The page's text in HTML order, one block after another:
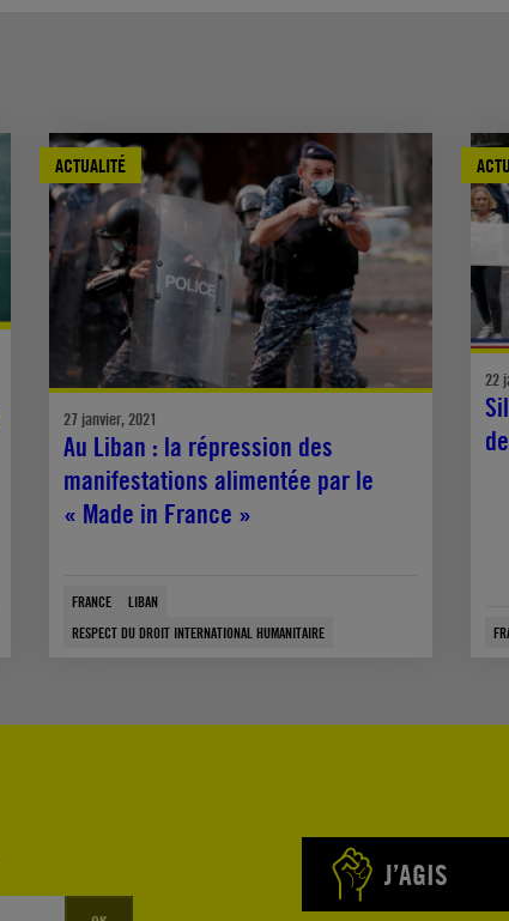
ACTUALITÉ
27 janvier, 2021
Au Liban : la répression des
manifestations alimentée par le
« Made in France »
FRANCE
LIBAN
RESPECT DU DROIT INTERNATIONAL HUMANITAIRE
22
J’AGIS